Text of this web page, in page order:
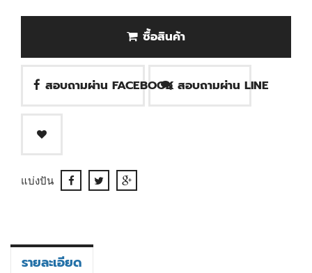
ซื้อสินค้า
สอบถามผ่าน FACEBOOK สอบถามผ่าน LINE
แบ่งปัน
รายละเอียด